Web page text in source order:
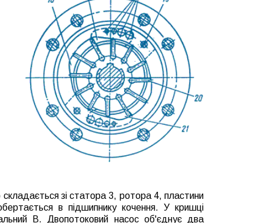
зі статора 3, ротора 4, пластини
в підшипнику кочення. У кришці
В. Двопотоковий насос об'єднує два